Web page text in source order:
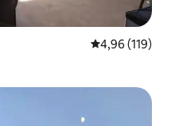
Gemiddelde
4,96 (119)